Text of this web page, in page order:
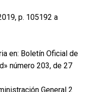
p. 105192 a
en: Boletín Oficial de
número 203, de 27
General 2